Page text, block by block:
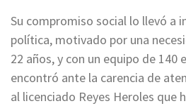
Su compromiso social lo llevó a
política, motivado por una
22 años, y con un equipo de 140
encontró ante la carencia de
al licenciado Reyes Heroles que